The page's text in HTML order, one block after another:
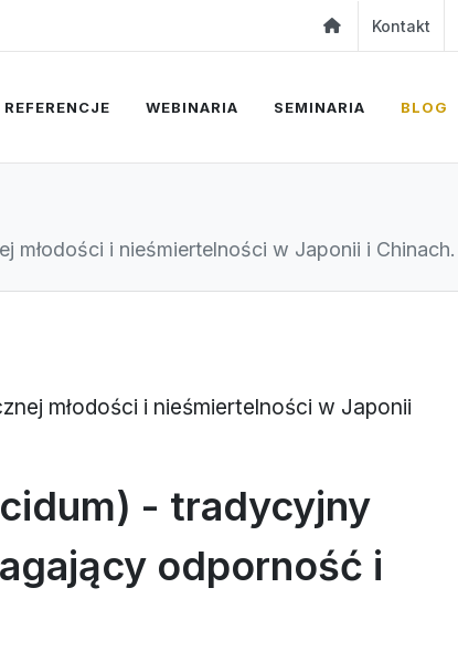
Kontakt
REFERENCJE WEBINARIA SEMINARIA BLOG
młodości i nieśmiertelności w Japonii i Chinach.
młodości i nieśmiertelności w Japonii
- tradycyjny
odporność i